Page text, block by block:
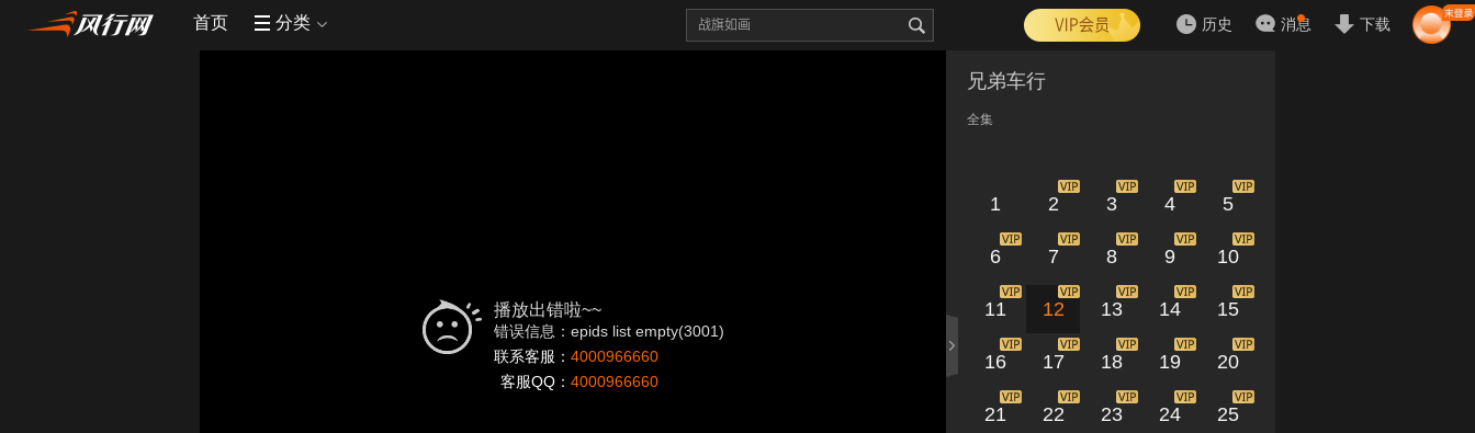
首页 分类 历史 消息 下载
播放出错啦~~
错误信息：epids list empty(3001)
联系客服： 4000966660
客服QQ： 4000966660
兄弟车行
全集
1 2 3 4 5
6 7 8 9 10
11 12 13 14 15
16 17 18 19 20
21 22 23 24 25